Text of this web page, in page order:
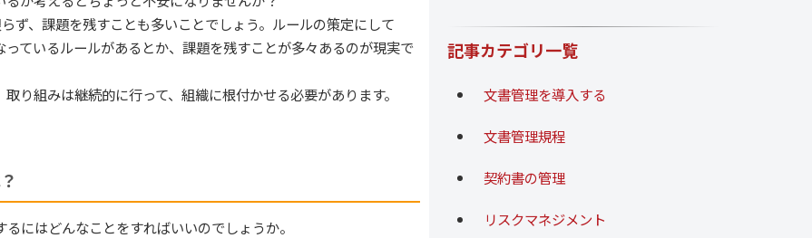
ず、課題を残すことも多いことでしょう。ルールの策定にして
ているルールがあるとか、課題を残すことが多々あるのが現実で
り組みは継続的に行って、組織に根付かせる必要があります。
にはどんなことをすればいいのでしょうか。
記事カテゴリ一覧
文書管理を導入する
文書管理規程
契約書の管理
リスクマネジメント